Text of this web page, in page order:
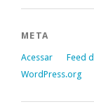
META
Acessar Feed
WordPress.org